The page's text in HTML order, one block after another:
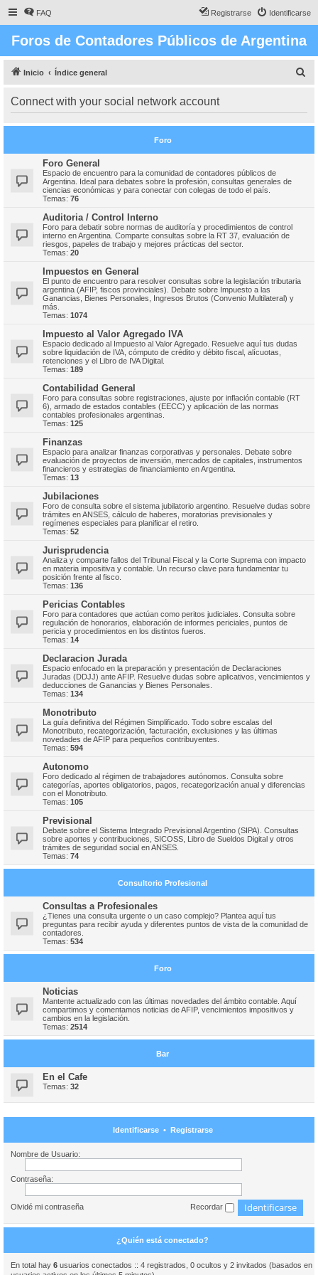
FAQ Identificarse
Registrarse
Foros de Contadores Públicos de Argentina
Inicio Índice general
Connect with your social network account
Foro
Foro General
Espacio de encuentro para la comunidad de contadores públicos de
Argentina. Ideal para debates sobre la profesión, consultas generales de
ciencias económicas y para conectar con colegas de todo el país.
Temas: 76
Auditoria / Control Interno
Foro para debatir sobre normas de auditoría y procedimientos de control
interno en Argentina. Comparte consultas sobre la RT 37, evaluación de
riesgos, papeles de trabajo y mejores prácticas del sector.
Temas: 20
Impuestos en General
El punto de encuentro para resolver consultas sobre la legislación tributaria
argentina (AFIP, fiscos provinciales). Debate sobre Impuesto a las
Ganancias, Bienes Personales, Ingresos Brutos (Convenio Multilateral) y
más.
Temas: 1074
Impuesto al Valor Agregado IVA
Espacio dedicado al Impuesto al Valor Agregado. Resuelve aquí tus dudas
sobre liquidación de IVA, cómputo de crédito y débito fiscal, alícuotas,
retenciones y el Libro de IVA Digital.
Temas: 189
Contabilidad General
Foro para consultas sobre registraciones, ajuste por inflación contable (RT
6), armado de estados contables (EECC) y aplicación de las normas
contables profesionales argentinas.
Temas: 125
Finanzas
Espacio para analizar finanzas corporativas y personales. Debate sobre
evaluación de proyectos de inversión, mercados de capitales, instrumentos
financieros y estrategias de financiamiento en Argentina.
Temas: 13
Jubilaciones
Foro de consulta sobre el sistema jubilatorio argentino. Resuelve dudas sobre
trámites en ANSES, cálculo de haberes, moratorias previsionales y
regímenes especiales para planificar el retiro.
Temas: 52
Jurisprudencia
Analiza y comparte fallos del Tribunal Fiscal y la Corte Suprema con impacto
en materia impositiva y contable. Un recurso clave para fundamentar tu
posición frente al fisco.
Temas: 136
Pericias Contables
Foro para contadores que actúan como peritos judiciales. Consulta sobre
regulación de honorarios, elaboración de informes periciales, puntos de
pericia y procedimientos en los distintos fueros.
Temas: 14
Declaracion Jurada
Espacio enfocado en la preparación y presentación de Declaraciones
Juradas (DDJJ) ante AFIP. Resuelve dudas sobre aplicativos, vencimientos y
deducciones de Ganancias y Bienes Personales.
Temas: 134
Monotributo
La guía definitiva del Régimen Simplificado. Todo sobre escalas del
Monotributo, recategorización, facturación, exclusiones y las últimas
novedades de AFIP para pequeños contribuyentes.
Temas: 594
Autonomo
Foro dedicado al régimen de trabajadores autónomos. Consulta sobre
categorías, aportes obligatorios, pagos, recategorización anual y diferencias
con el Monotributo.
Temas: 105
Previsional
Debate sobre el Sistema Integrado Previsional Argentino (SIPA). Consultas
sobre aportes y contribuciones, SICOSS, Libro de Sueldos Digital y otros
trámites de seguridad social en ANSES.
Temas: 74
Consultorio Profesional
Consultas a Profesionales
¿Tienes una consulta urgente o un caso complejo? Plantea aquí tus
preguntas para recibir ayuda y diferentes puntos de vista de la comunidad de
contadores.
Temas: 534
Foro
Noticias
Mantente actualizado con las últimas novedades del ámbito contable. Aquí
compartimos y comentamos noticias de AFIP, vencimientos impositivos y
cambios en la legislación.
Temas: 2514
Bar
En el Cafe
Temas: 32
Identificarse• Registrarse
Nombre de Usuario:
Contraseña:
Olvidé mi contraseña Recordar
¿Quién está conectado?
En total hay 6 usuarios conectados :: 4 registrados, 0 ocultos y 2 invitados (basados en